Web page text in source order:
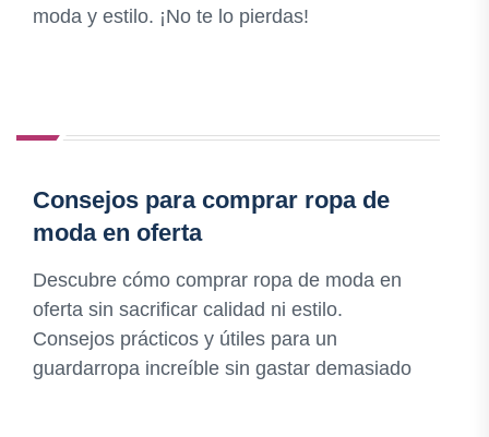
moda y estilo. ¡No te lo pierdas!
Consejos para comprar ropa de
moda en oferta
Descubre cómo comprar ropa de moda en
oferta sin sacrificar calidad ni estilo.
Consejos prácticos y útiles para un
guardarropa increíble sin gastar demasiado